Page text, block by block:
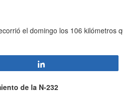
el domingo los 106 kilómetros
de la N-232